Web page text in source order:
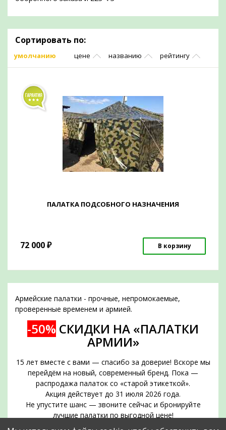
Сортировать по:
умолчанию цене названию рейтингу
ПАЛАТКА ПОДСОБНОГО НАЗНАЧЕНИЯ
72 000₽ В корзину
Армейские палатки - прочные, непромокаемые,
проверенные временем и армией.
-50% СКИДКИ НА «ПАЛАТКИ
АРМИИ»
15 лет вместе с вами — спасибо за доверие! Вскоре мы
перейдём на новый, современный бренд. Пока —
распродажа палаток со «старой этикеткой».
Акция действует до 31 июля 2026 года.
Не упустите шанс — звоните сейчас и бронируйте
лучшие палатки по выгодной цене!
Срок действия акции — до 31 июля 2026 года